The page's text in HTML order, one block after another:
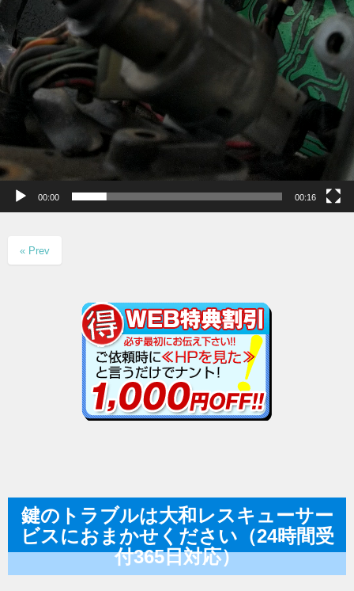
00:00 00:16
« Prev
鍵のトラブルは大和レスキューサー
ビスにおまかせください（24時間受
付365日対応）